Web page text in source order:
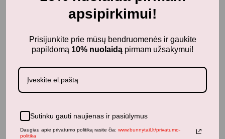
apsipirkimui!
Prisijunkite prie mūsų bendruomenės ir gaukite
papildomą 10% nuolaidą pirmam užsakymui!
Sutinku gauti naujienas ir pasiūlymus
Daugiau apie privatumo politiką rasite čia: www.bunnytail.lt/privatumo-
politika